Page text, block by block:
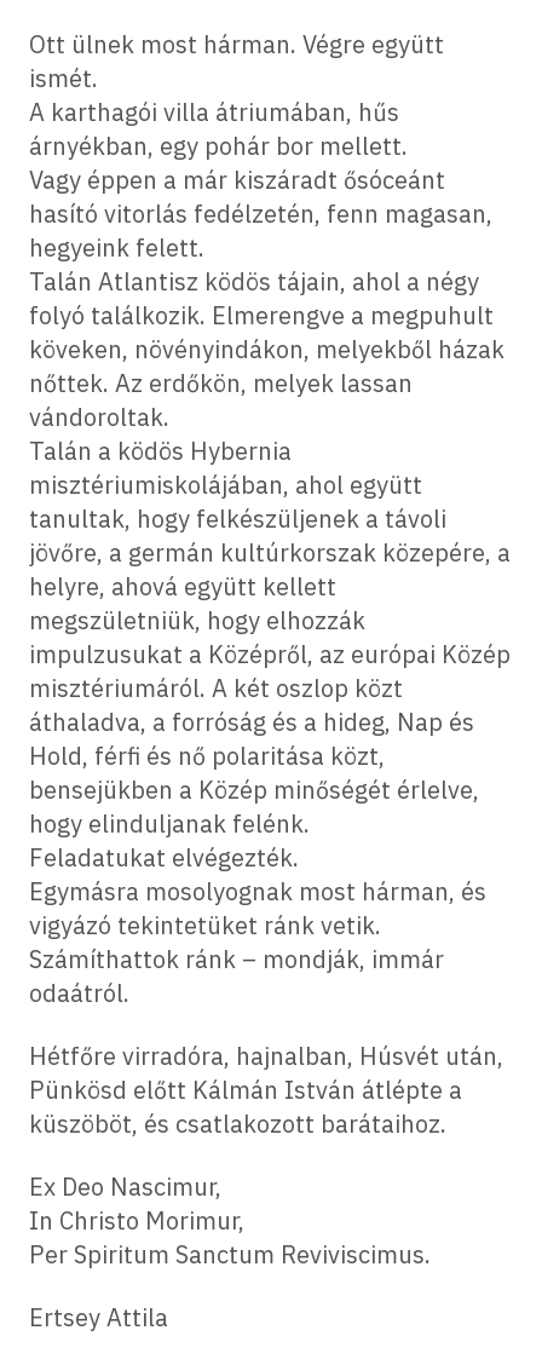
Ott ülnek most hárman. Végre együtt
ismét.
A karthagói villa átriumában, hűs
árnyékban, egy pohár bor mellett.
Vagy éppen a már kiszáradt ősóceánt
hasító vitorlás fedélzetén, fenn magasan,
hegyeink felett.
Talán Atlantisz ködös tájain, ahol a négy
folyó találkozik. Elmerengve a megpuhult
köveken, növényindákon, melyekből házak
nőttek. Az erdőkön, melyek lassan
vándoroltak.
Talán a ködös Hybernia
misztériumiskolájában, ahol együtt
tanultak, hogy felkészüljenek a távoli
jövőre, a germán kultúrkorszak közepére, a
helyre, ahová együtt kellett
megszületniük, hogy elhozzák
impulzusukat a Középről, az európai Közép
misztériumáról. A két oszlop közt
áthaladva, a forróság és a hideg, Nap és
Hold, férfi és nő polaritása közt,
bensejükben a Közép minőségét érlelve,
hogy elinduljanak felénk.
Feladatukat elvégezték.
Egymásra mosolyognak most hárman, és
vigyázó tekintetüket ránk vetik.
Számíthattok ránk – mondják, immár
odaátról.
Hétfőre virradóra, hajnalban, Húsvét után,
Pünkösd előtt Kálmán István átlépte a
küszöböt, és csatlakozott barátaihoz.
Ex Deo Nascimur,
In Christo Morimur,
Per Spiritum Sanctum Reviviscimus.
Ertsey Attila